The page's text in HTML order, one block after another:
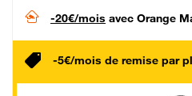
-20€/mois avec Orange
-5€/mois de remise par